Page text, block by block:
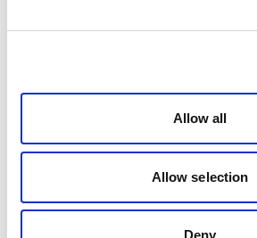
Allow all
Allow selection
Deny